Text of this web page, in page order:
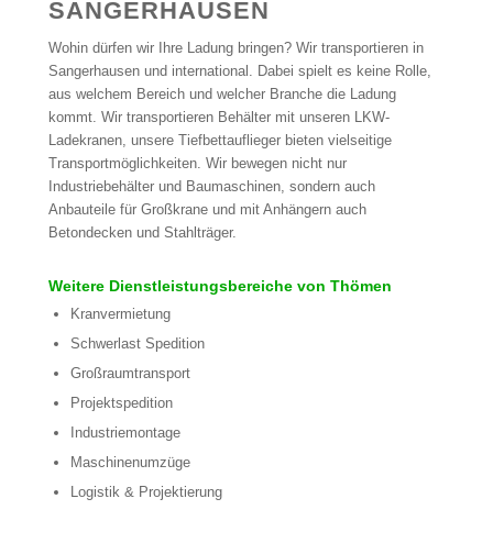
SANGERHAUSEN
Wohin dürfen wir Ihre Ladung bringen? Wir transportieren in
Sangerhausen und international. Dabei spielt es keine Rolle,
aus welchem Bereich und welcher Branche die Ladung
kommt. Wir transportieren Behälter mit unseren LKW-
Ladekranen, unsere Tiefbettauflieger bieten vielseitige
Transportmöglichkeiten. Wir bewegen nicht nur
Industriebehälter und Baumaschinen, sondern auch
Anbauteile für Großkrane und mit Anhängern auch
Betondecken und Stahlträger.
Weitere Dienstleistungsbereiche von Thömen
Kranvermietung
Schwerlast Spedition
Großraumtransport
Projektspedition
Industriemontage
Maschinenumzüge
Logistik & Projektierung